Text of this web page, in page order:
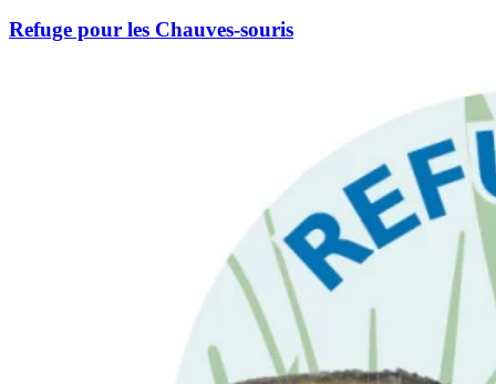
Refuge pour les Chauves-souris